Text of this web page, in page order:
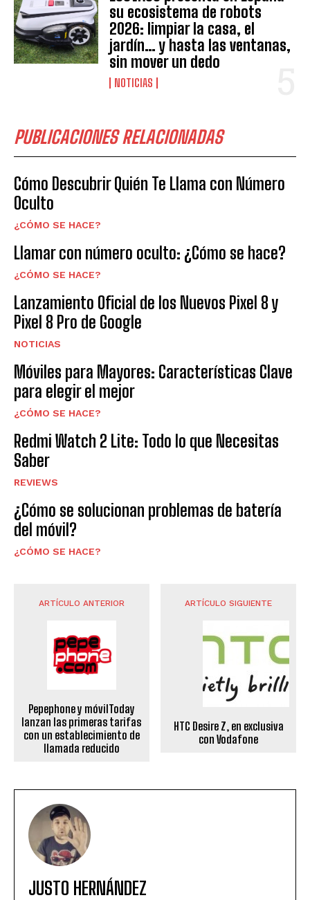
su ecosistema de robots
2026: limpiar la casa, el
jardín… y hasta las ventanas,
sin mover un dedo
NOTICIAS
PUBLICACIONES RELACIONADAS
Cómo Descubrir Quién Te Llama con Número
Oculto
¿CÓMO SE HACE?
Llamar con número oculto: ¿Cómo se hace?
¿CÓMO SE HACE?
Lanzamiento Oficial de los Nuevos Pixel 8 y
Pixel 8 Pro de Google
NOTICIAS
Móviles para Mayores: Características Clave
para elegir el mejor
¿CÓMO SE HACE?
Redmi Watch 2 Lite: Todo lo que Necesitas
Saber
REVIEWS
¿Cómo se solucionan problemas de batería
del móvil?
¿CÓMO SE HACE?
ARTÍCULO ANTERIOR
Pepephone y móvilToday
lanzan las primeras tarifas
con un establecimiento de
llamada reducido
ARTÍCULO SIGUIENTE
HTC Desire Z, en exclusiva
con Vodafone
JUSTO HERNÁNDEZ